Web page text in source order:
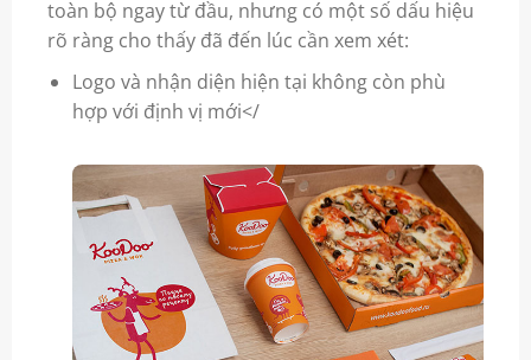
toàn bộ ngay từ đầu, nhưng có một số dấu hiệu
rõ ràng cho thấy đã đến lúc cần xem xét:
Logo và nhận diện hiện tại không còn phù
hợp với định vị mới</